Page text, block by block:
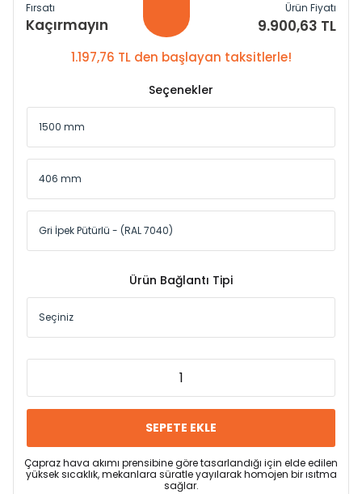
Fırsatı
Kaçırmayın
Ürün Fiyatı
9.900,63 TL
1.197,76 TL den başlayan taksitlerle!
Seçenekler
Ürün Bağlantı Tipi
SEPETE EKLE
Çapraz hava akımı prensibine göre tasarlandığı için elde edilen
yüksek sıcaklık, mekanlara süratle yayılarak homojen bir ısıtma
sağlar.